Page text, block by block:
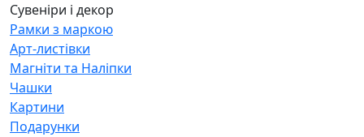
Сувеніри і декор
Рамки з маркою
Арт-листівки
Магніти та Наліпки
Чашки
Картини
Подарунки